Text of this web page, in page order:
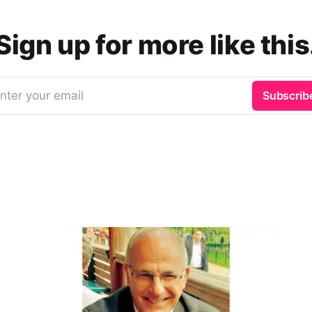
up for more like
your email